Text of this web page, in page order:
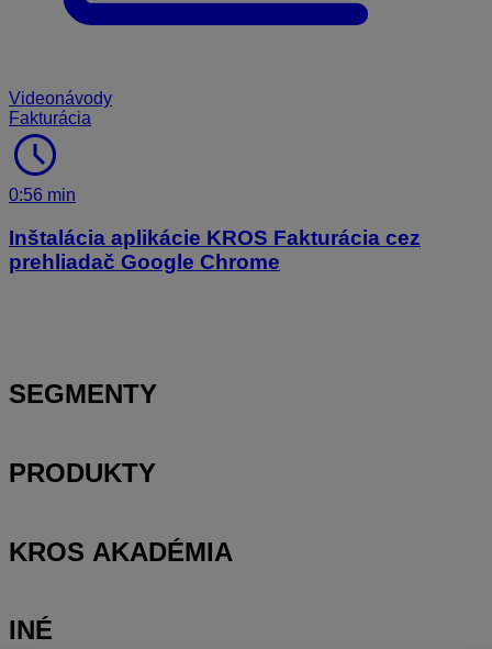
Videonávody
Fakturácia
schedule
0:56 min
Inštalácia aplikácie KROS Fakturácia cez
prehliadač Google Chrome
SEGMENTY
PRODUKTY
KROS AKADÉMIA
INÉ